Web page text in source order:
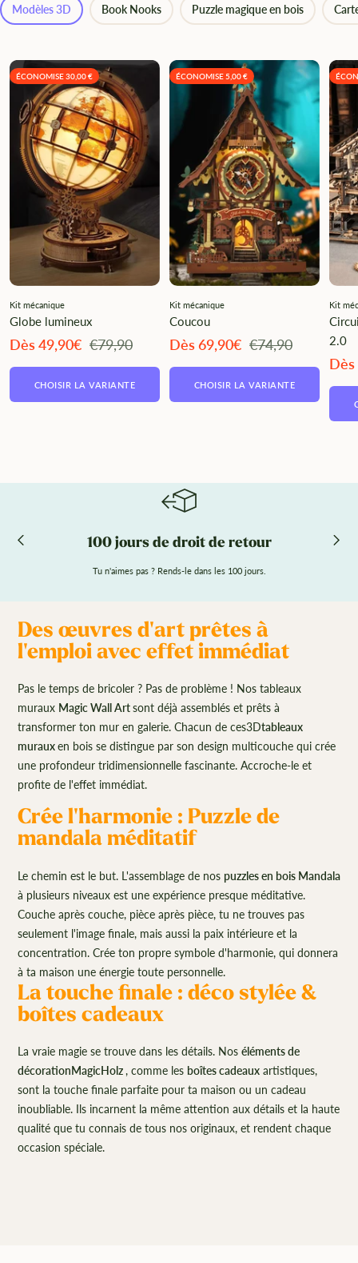
Modèles 3D Book Nooks Puzzle magique en bois
ÉCONOMISE 30,00 €
Kit mécanique
Globe lumineux
Angebotspreis
Dès 49,90€ Regulärer
€79,90
CHOISIR LA VARIANTE
ÉCONOMISE 5,00 €
Kit mécanique
Coucou
Angebotspreis
Dès 69,90€ Regulärer
€74,90
CHOISIR LA VARIANTE
Kit
2.0
100 jours de droit de retour
Tu n'aimes pas ? Rends-le dans les 100 jours.
Des œuvres d'art prêtes à
l'emploi avec effet immédiat
Pas le temps de bricoler ? Pas de problème ! Nos tableaux
muraux Magic Wall Artsont déjà assemblés et prêts à
transformer ton mur en galerie. Chacun de ces3Dtableaux
murauxen bois se distingue par son design multicouche qui crée
une profondeur tridimensionnelle fascinante. Accroche-le et
profite de l'effet immédiat.
Crée l'harmonie : Puzzle de
mandala méditatif
Le chemin est le but. L'assemblage de nos puzzles en bois Mandala
à plusieurs niveaux est une expérience presque méditative.
Couche après couche, pièce après pièce, tu ne trouves pas
seulement l'image finale, mais aussi la paix intérieure et la
concentration. Crée ton propre symbole d'harmonie, qui donnera
à ta maison une énergie toute personnelle.
La touche finale : déco stylée &
boîtes cadeaux
La vraie magie se trouve dans les détails. Nos éléments de
décorationMagicHolz , comme les boîtes cadeaux artistiques,
sont la touche finale parfaite pour ta maison ou un cadeau
inoubliable. Ils incarnent la même attention aux détails et la haute
qualité que tu connais de tous nos originaux, et rendent chaque
occasion spéciale.